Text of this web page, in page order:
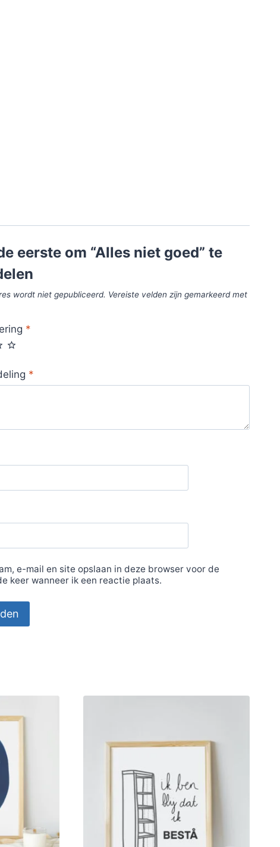
eerste om “Alles niet goed” te
wordt niet gepubliceerd. Vereiste velden zijn gemarkeerd met
*
*
e-mail en site opslaan in deze browser voor de
keer wanneer ik een reactie plaats.